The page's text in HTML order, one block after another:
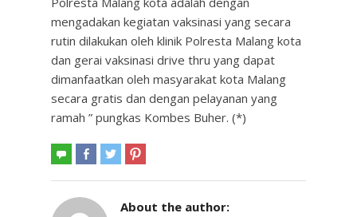
mengadakan kegiatan vaksinasi yang secara
rutin dilakukan oleh klinik Polresta Malang kota
dan gerai vaksinasi drive thru yang dapat
dimanfaatkan oleh masyarakat kota Malang
secara gratis dan dengan pelayanan yang
ramah ” pungkas Kombes Buher. (*)
About the author: